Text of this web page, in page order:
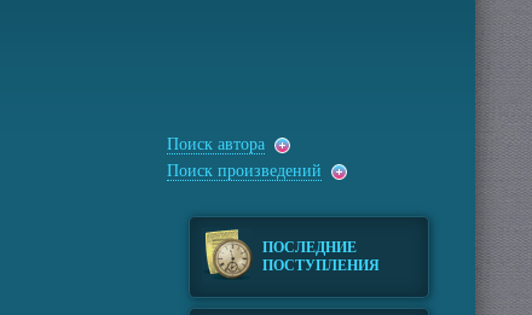
Поиск автора
Поиск произведений
ПОСЛЕДНИЕ
ПОСТУПЛЕНИЯ